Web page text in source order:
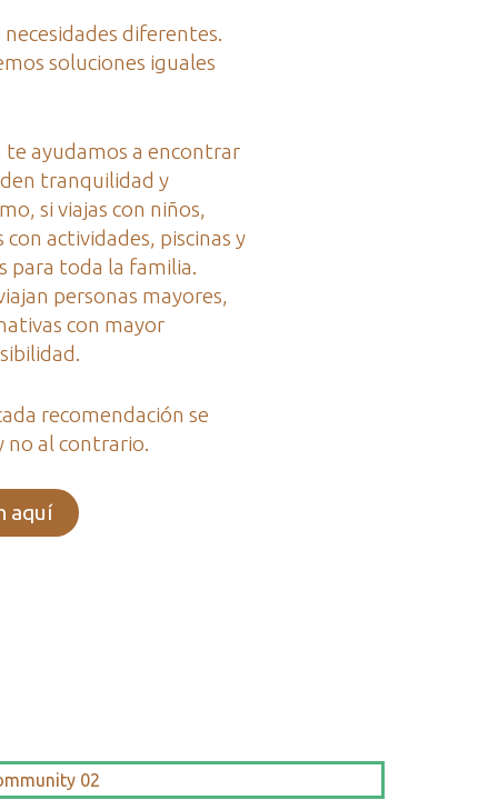
diferentes.
soluciones iguales
te ayudamos a encontrar
tranquilidad y
si viajas con niños,
actividades, piscinas y
para toda la familia.
personas mayores,
con mayor
recomendación se
no al contrario.
aquí